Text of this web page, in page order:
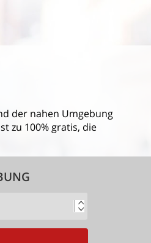
der nahen Umgebung
zu 100% gratis, die